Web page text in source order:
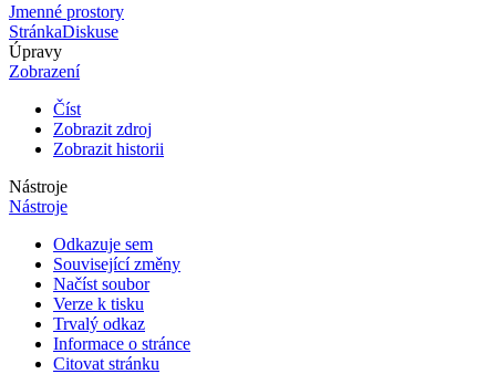
Jmenné prostory
StránkaDiskuse
Úpravy
Zobrazení
Číst
Zobrazit zdroj
Zobrazit historii
Nástroje
Nástroje
Odkazuje sem
Související změny
Načíst soubor
Verze k tisku
Trvalý odkaz
Informace o stránce
Citovat stránku